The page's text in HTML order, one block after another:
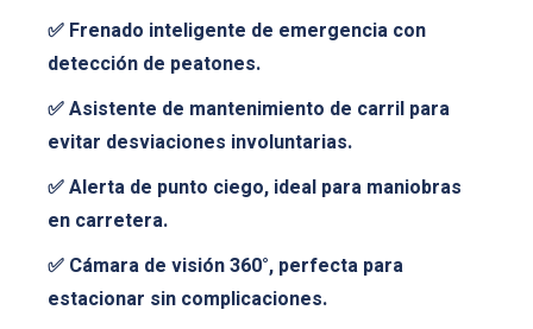
✅ Frenado inteligente de emergencia con
detección de peatones.
✅ Asistente de mantenimiento de carril para
evitar desviaciones involuntarias.
✅ Alerta de punto ciego, ideal para maniobras
en carretera.
✅ Cámara de visión 360°, perfecta para
estacionar sin complicaciones.